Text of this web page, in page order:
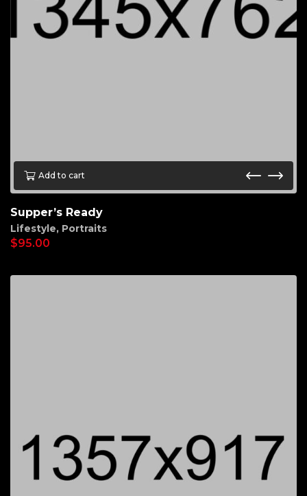
Add to cart
Supper’s Ready
Lifestyle, Portraits
$95.00